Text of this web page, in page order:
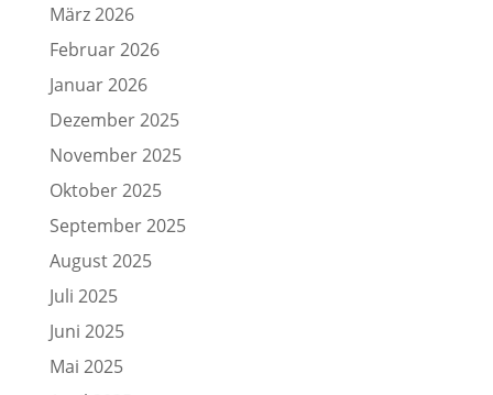
März 2026
Februar 2026
Januar 2026
Dezember 2025
November 2025
Oktober 2025
September 2025
August 2025
Juli 2025
Juni 2025
Mai 2025